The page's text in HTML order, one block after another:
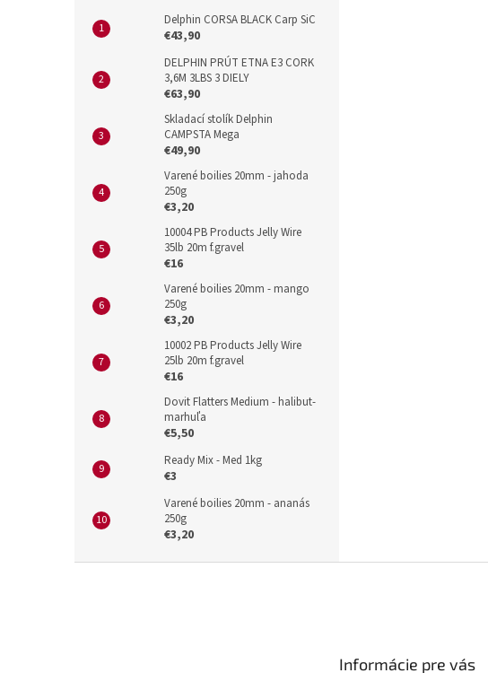
Delphin CORSA BLACK Carp SiC
€43,90
DELPHIN PRÚT ETNA E3 CORK
3,6M 3LBS 3 DIELY
€63,90
Skladací stolík Delphin
CAMPSTA Mega
€49,90
Varené boilies 20mm - jahoda
250g
€3,20
10004 PB Products Jelly Wire
35lb 20m f.gravel
€16
Varené boilies 20mm - mango
250g
€3,20
10002 PB Products Jelly Wire
25lb 20m f.gravel
€16
Dovit Flatters Medium - halibut-
marhuľa
€5,50
Ready Mix - Med 1kg
€3
Varené boilies 20mm - ananás
250g
€3,20
Informácie pre vás